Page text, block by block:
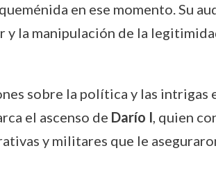
en ese momento. Su
y la manipulación de la
sobre la política y las intrigas
el ascenso de Darío I, quien
y militares que le